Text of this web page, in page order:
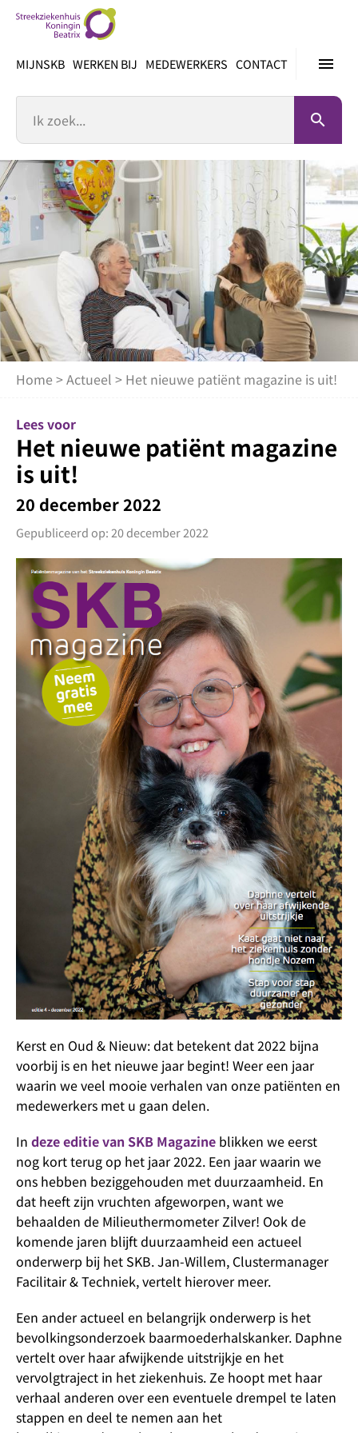
inhoud
menu
MIJNSKB WERKEN BIJ MEDEWERKERS CONTACT
search
Home >Actueel > Het nieuwe patiënt magazine is uit!
Lees voor
Het nieuwe patiënt magazine
is uit!
20 december 2022
Gepubliceerd op: 20 december 2022
Kerst en Oud & Nieuw: dat betekent dat 2022 bijna
voorbij is en het nieuwe jaar begint! Weer een jaar
waarin we veel mooie verhalen van onze patiënten en
medewerkers met u gaan delen.
In deze editie van SKB Magazine blikken we eerst
nog kort terug op het jaar 2022. Een jaar waarin we
ons hebben beziggehouden met duurzaamheid. En
dat heeft zijn vruchten afgeworpen, want we
behaalden de Milieuthermometer Zilver! Ook de
komende jaren blijft duurzaamheid een actueel
onderwerp bij het SKB. Jan-Willem, Clustermanager
Facilitair & Techniek, vertelt hierover meer.
Een ander actueel en belangrijk onderwerp is het
bevolkingsonderzoek baarmoederhalskanker. Daphne
vertelt over haar afwijkende uitstrijkje en het
vervolgtraject in het ziekenhuis. Ze hoopt met haar
verhaal anderen over een eventuele drempel te laten
stappen en deel te nemen aan het